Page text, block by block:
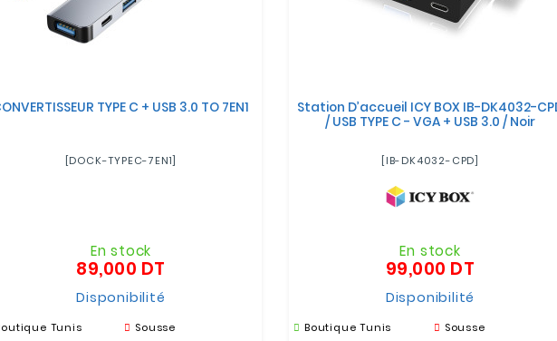
TYPE C + USB 3.0 TO 7EN1
[DOCK-TYPEC-7EN1]
En stock
89,000 DT
Disponibilité
Tunis Sousse
Station D’accueil ICY BOX IB-DK4032-
/ USB TYPE C - VGA + USB 3.0 / Noir
[IB-DK4032-CPD]
En stock
99,000 DT
Disponibilité
Boutique Tunis Sousse